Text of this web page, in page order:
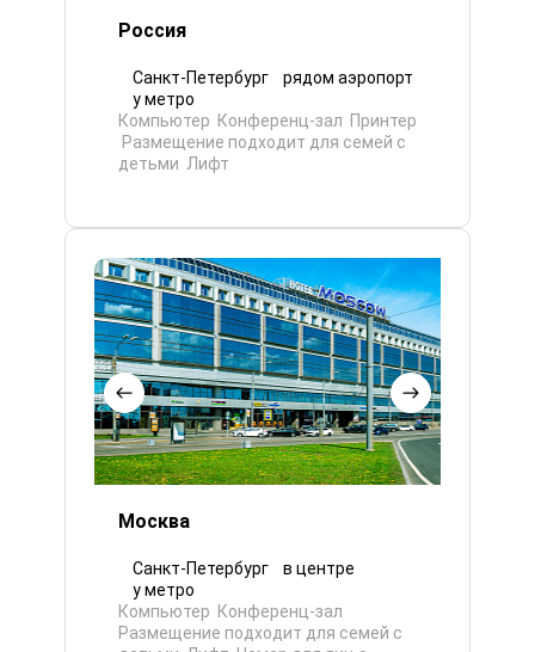
Россия
Санкт-Петербург
рядом аэропорт
у метро
Компьютер Конференц-зал Принтер
Размещение подходит для семей с
детьми Лифт
Москва
Санкт-Петербург
в центре
у метро
Компьютер Конференц-зал
Размещение подходит для семей с